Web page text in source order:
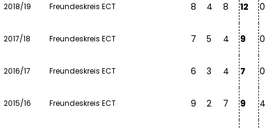
2018/19 Freundeskreis ECT 8 4 8 12 0
2017/18 Freundeskreis ECT 7 5 4 9 0
2016/17 Freundeskreis ECT 6 3 4 7 0
2015/16 Freundeskreis ECT 9 2 7 9 4